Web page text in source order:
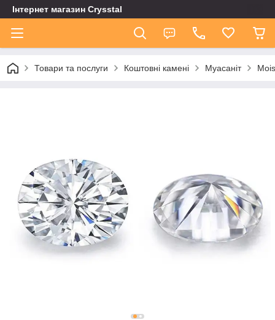
Інтернет магазин Сrysstal
Товари та послуги Коштовні камені Муасаніт